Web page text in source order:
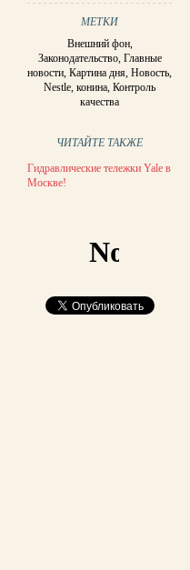
МЕТКИ
Внешний фон,
Законодательство, Главные
новости,Картина дня,Новость,
Nestle,конина,Контроль
качества
ЧИТАЙТЕ ТАКЖЕ
Гидравлические тележки Yale в
Москве!